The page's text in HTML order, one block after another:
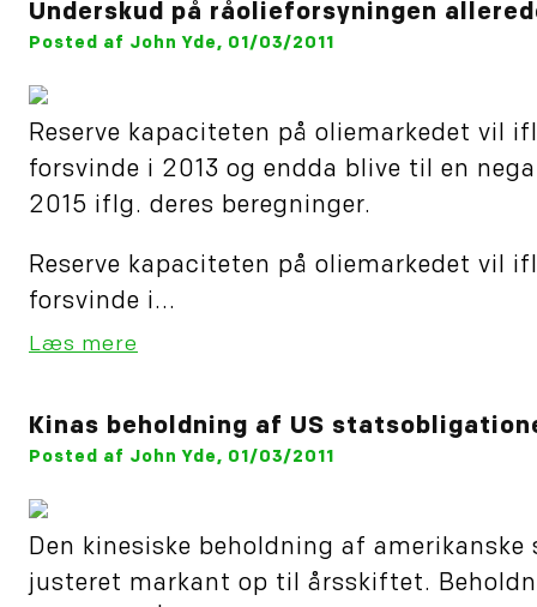
Underskud på råolieforsyningen
Posted af John Yde, 01/03/2011
Reserve kapaciteten på oliemarkedet vil
forsvinde i 2013 og endda blive til en
2015 iflg. deres beregninger.
Reserve kapaciteten på oliemarkedet vil
forsvinde i...
Læs mere
Kinas beholdning af US
Posted af John Yde, 01/03/2011
Den kinesiske beholdning af
justeret markant op til årsskiftet.